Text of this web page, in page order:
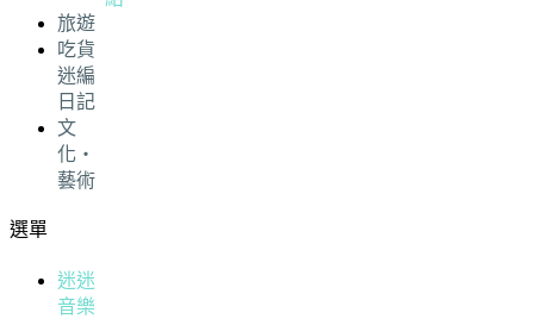
旅遊
吃貨
迷編
日記
文
化・
藝術
選單
迷迷
音樂